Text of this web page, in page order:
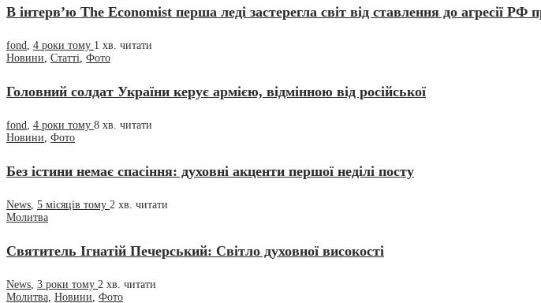
В інтерв’ю The Economist перша леді застерегла світ від ставлення до агресії
fond, 4 роки тому 1 хв. читати
Новини, Статті, Фото
Головний солдат України керує армією, відмінною від російської
fond, 4 роки тому 8 хв. читати
Новини, Фото
Без істини немає спасіння: духовні акценти першої неділі посту
News, 5 місяців тому 2 хв. читати
Молитва
Святитель Ігнатій Печерський: Світло духовної високості
News 3 роки тому 2 хв. читати
Молитва Новини Фото